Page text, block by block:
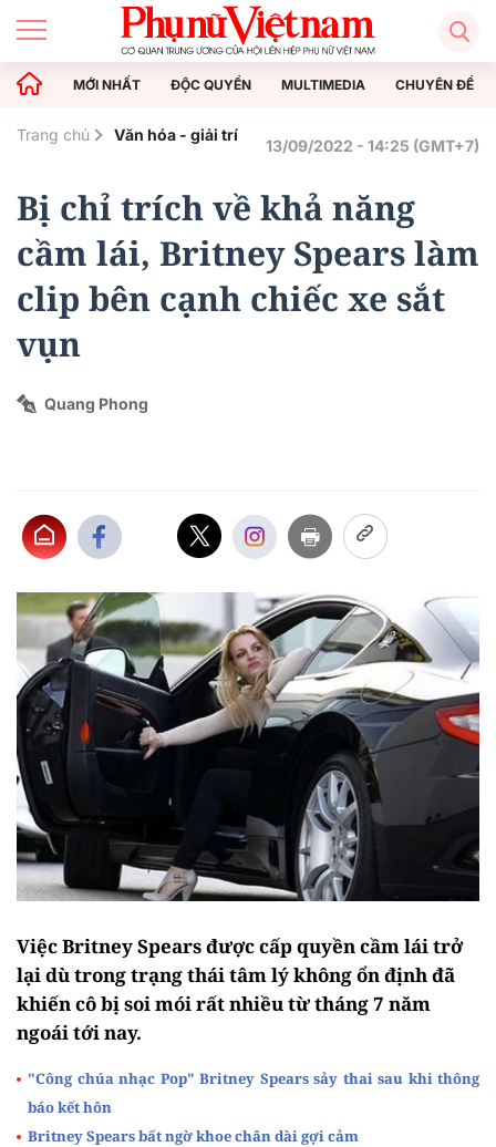
MỚI NHẤT ĐỘC QUYỀN MULTIMEDIA CHUYÊN ĐỀ
Trang chủ Văn hóa - giải trí
13/09/2022 - 14:25 (GMT+7)
Bị chỉ trích về khả năng
cầm lái, Britney Spears làm
clip bên cạnh chiếc xe sắt
vụn
Quang Phong
Việc Britney Spears được cấp quyền cầm lái trở
lại dù trong trạng thái tâm lý không ổn định đã
khiến cô bị soi mói rất nhiều từ tháng 7 năm
ngoái tới nay.
"Công chúa nhạc Pop" Britney Spears sảy thai sau khi thông
báo kết hôn
Britney Spears bất ngờ khoe chân dài gợi cảm